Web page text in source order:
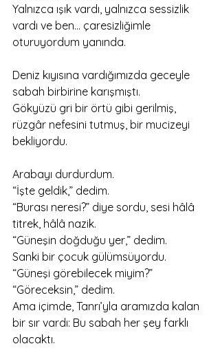
Yalnızca ışık vardı, yalnızca sessizlik
vardı ve ben… çaresizliğimle
oturuyordum yanında.
Deniz kıyısına vardığımızda geceyle
sabah birbirine karışmıştı.
Gökyüzü gri bir örtü gibi gerilmiş,
rüzgâr nefesini tutmuş, bir mucizeyi
bekliyordu.
Arabayı durdurdum.
“İşte geldik,” dedim.
“Burası neresi?” diye sordu, sesi hâlâ
titrek, hâlâ nazik.
“Güneşin doğduğu yer,” dedim.
Sanki bir çocuk gülümsüyordu.
“Güneşi görebilecek miyim?”
“Göreceksin,” dedim.
Ama içimde, Tanrı’yla aramızda kalan
bir sır vardı: Bu sabah her şey farklı
olacaktı.